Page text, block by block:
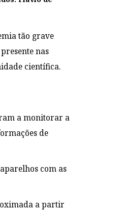
tão grave
nas
científica.
a monitorar a
de
com as
a partir